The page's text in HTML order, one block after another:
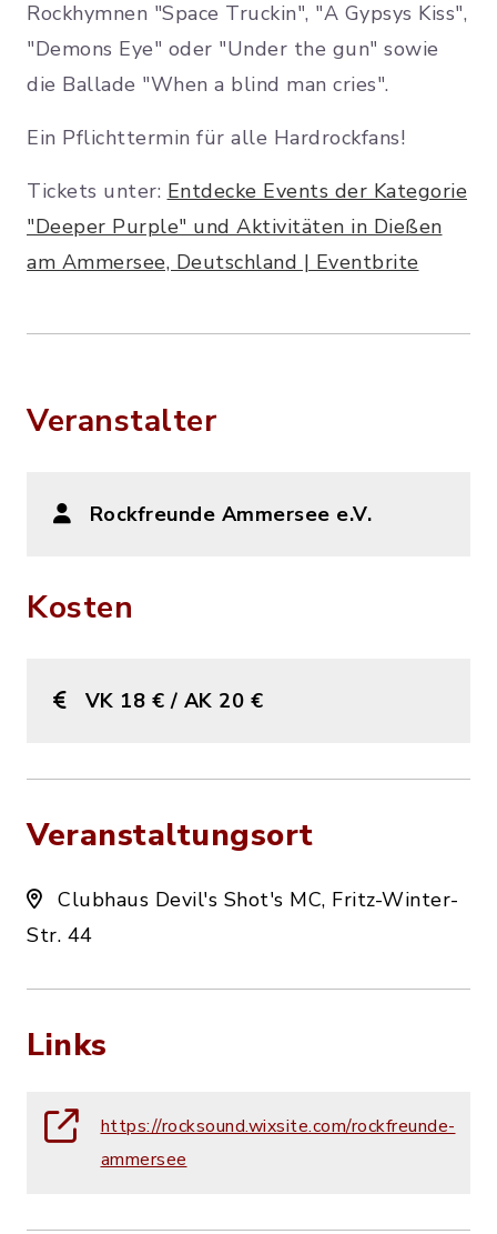
Rockhymnen "Space Truckin", "A Gypsys Kiss",
"Demons Eye" oder "Under the gun" sowie
die Ballade "When a blind man cries".
Ein Pflichttermin für alle Hardrockfans!
Tickets unter: Entdecke Events der Kategorie
"Deeper Purple" und Aktivitäten in Dießen
am Ammersee, Deutschland | Eventbrite
Veranstalter
Rockfreunde Ammersee e.V.
Kosten
VK 18 € / AK 20 €
Veranstaltungsort
Clubhaus Devil's Shot's MC, Fritz-Winter-
Str. 44
Links
https://rocksound.wixsite.com/rockfreunde-
ammersee